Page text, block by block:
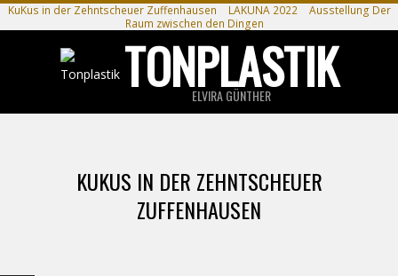
Skip
to
KuKus in der Zehntscheuer Zuffenhausen LAKUNA 2022
Ausstellung Der
Raum zwischen den Dingen
TONPLASTIK
ELVIRA GÜNTHER
KUKUS IN DER ZEHNTSCHEUER
ZUFFENHAUSEN